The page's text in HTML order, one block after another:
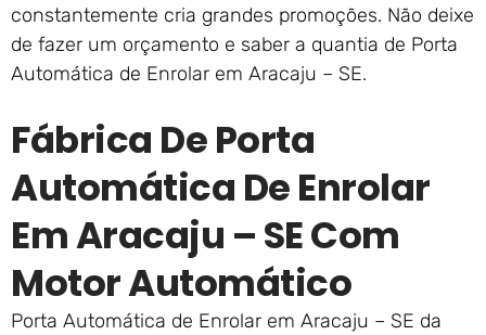
constantemente cria grandes promoções. Não deixe
de fazer um orçamento e saber a quantia de Porta
Automática de Enrolar em Aracaju – SE.
Fábrica De Porta
Automática De Enrolar
Em Aracaju – SE Com
Motor Automático
Porta Automática de Enrolar em Aracaju – SE da